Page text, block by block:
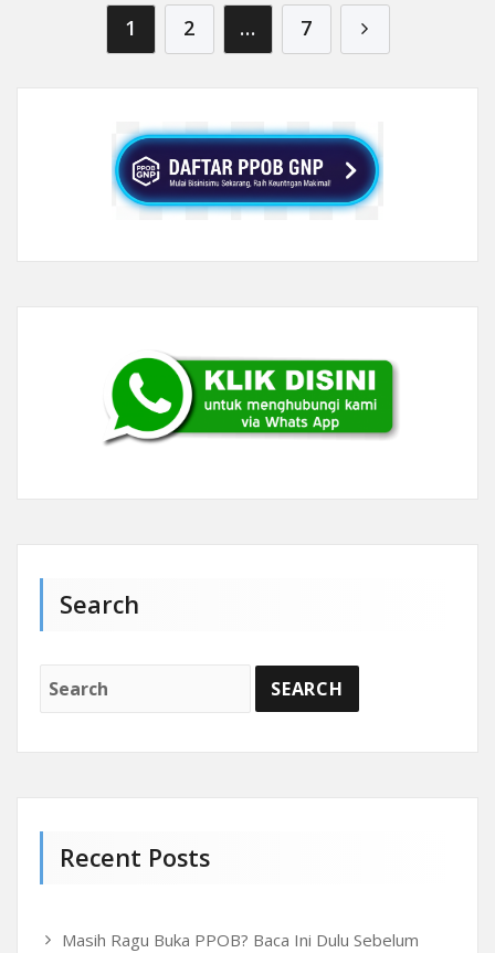
Posts pagination
1 2 … 7
Search
Recent Posts
Masih Ragu Buka PPOB? Baca Ini Dulu Sebelum